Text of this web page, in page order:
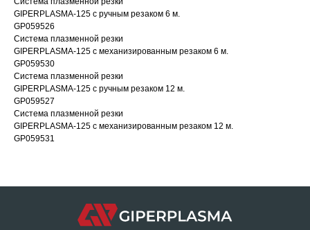
GIPERPLASMA-125 с ручным резаком 6 м.
GP059526
Система плазменной резки
GIPERPLASMA-125 с механизированным резаком 6 м.
GP059530
Система плазменной резки
GIPERPLASMA-125 с ручным резаком 12 м.
GP059527
Система плазменной резки
GIPERPLASMA-125 с механизированным резаком 12 м.
GP059531
+971 58 699 88 11
Политика конфиденциальности
Отдел продаж: